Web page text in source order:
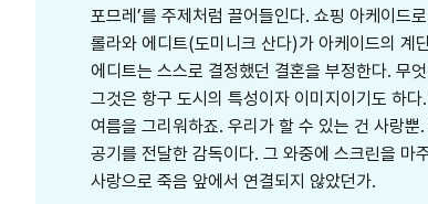
포므레’를 주제처럼 끌어들인다. 쇼핑 아케이드
롤라와 에디트(도미니크 산다)가 아케이드의 계
에디트는 스스로 결정했던 결혼을 부정한다. 무
그것은 항구 도시의 특성이자 이미지이기도 하다
여름을 그리워하죠. 우리가 할 수 있는 건 사랑
공기를 전달한 감독이다. 그 와중에 스크린을 마
사랑으로 죽음 앞에서 연결되지 않았던가.